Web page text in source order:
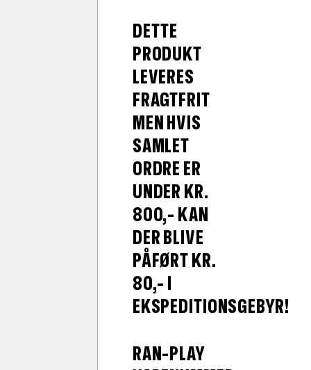
DETTE
PRODUKT
LEVERES
FRAGTFRIT
MEN HVIS
SAMLET
ORDRE ER
UNDER KR.
800,- KAN
DER BLIVE
PÅFØRT KR.
80,- I
EKSPEDITIONSGEBYR!
RAN-PLAY